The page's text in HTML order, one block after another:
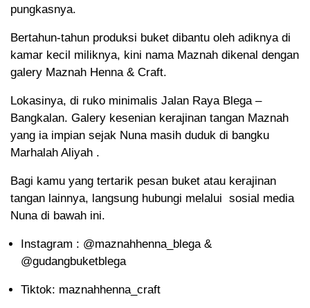
pungkasnya.
Bertahun-tahun produksi buket dibantu oleh adiknya di
kamar kecil miliknya, kini nama Maznah dikenal dengan
galery Maznah Henna & Craft.
Lokasinya, di ruko minimalis Jalan Raya Blega –
Bangkalan. Galery kesenian kerajinan tangan Maznah
yang ia impian sejak Nuna masih duduk di bangku
Marhalah Aliyah .
Bagi kamu yang tertarik pesan buket atau kerajinan
tangan lainnya, langsung hubungi melalui sosial media
Nuna di bawah ini.
Instagram : @maznahhenna_blega &
@gudangbuketblega
Tiktok: maznahhenna_craft